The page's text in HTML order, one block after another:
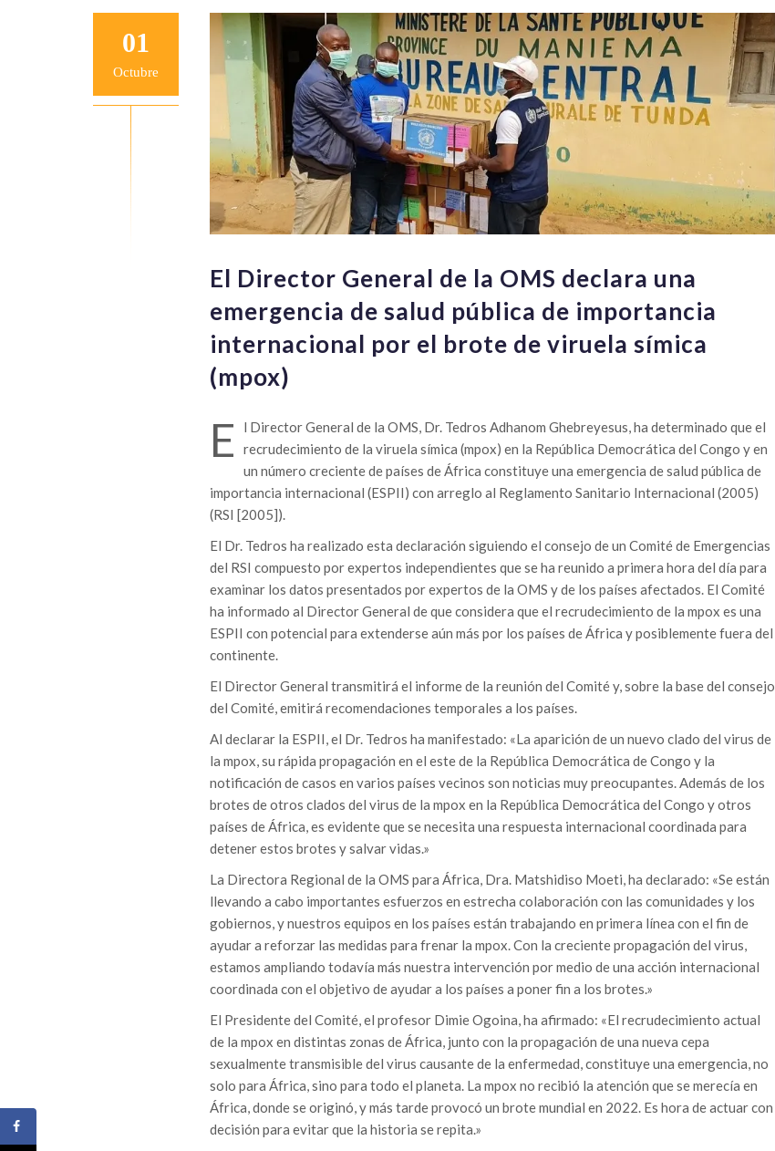
01
Octubre
El Director General de la OMS declara una
emergencia de salud pública de importancia
internacional por el brote de viruela símica
(mpox)
E
l Director General de la OMS, Dr. Tedros Adhanom Ghebreyesus, ha determinado que el
recrudecimiento de la viruela símica (mpox) en la República Democrática del Congo y en
un número creciente de países de África constituye una emergencia de salud pública de
importancia internacional (ESPII) con arreglo al Reglamento Sanitario Internacional (2005)
(RSI [2005]).
El Dr. Tedros ha realizado esta declaración siguiendo el consejo de un Comité de Emergencias
del RSI compuesto por expertos independientes que se ha reunido a primera hora del día para
examinar los datos presentados por expertos de la OMS y de los países afectados. El Comité
ha informado al Director General de que considera que el recrudecimiento de la mpox es una
ESPII con potencial para extenderse aún más por los países de África y posiblemente fuera del
continente.
El Director General transmitirá el informe de la reunión del Comité y, sobre la base del consejo
del Comité, emitirá recomendaciones temporales a los países.
Al declarar la ESPII, el Dr. Tedros ha manifestado: «La aparición de un nuevo clado del virus de
la mpox, su rápida propagación en el este de la República Democrática de Congo y la
notificación de casos en varios países vecinos son noticias muy preocupantes. Además de los
brotes de otros clados del virus de la mpox en la República Democrática del Congo y otros
países de África, es evidente que se necesita una respuesta internacional coordinada para
detener estos brotes y salvar vidas.»
La Directora Regional de la OMS para África, Dra. Matshidiso Moeti, ha declarado: «Se están
llevando a cabo importantes esfuerzos en estrecha colaboración con las comunidades y los
gobiernos, y nuestros equipos en los países están trabajando en primera línea con el fin de
ayudar a reforzar las medidas para frenar la mpox. Con la creciente propagación del virus,
estamos ampliando todavía más nuestra intervención por medio de una acción internacional
coordinada con el objetivo de ayudar a los países a poner fin a los brotes.»
El Presidente del Comité, el profesor Dimie Ogoina, ha afirmado: «El recrudecimiento actual
de la mpox en distintas zonas de África, junto con la propagación de una nueva cepa
sexualmente transmisible del virus causante de la enfermedad, constituye una emergencia, no
solo para África, sino para todo el planeta. La mpox no recibió la atención que se merecía en
África, donde se originó, y más tarde provocó un brote mundial en 2022. Es hora de actuar con
decisión para evitar que la historia se repita.»